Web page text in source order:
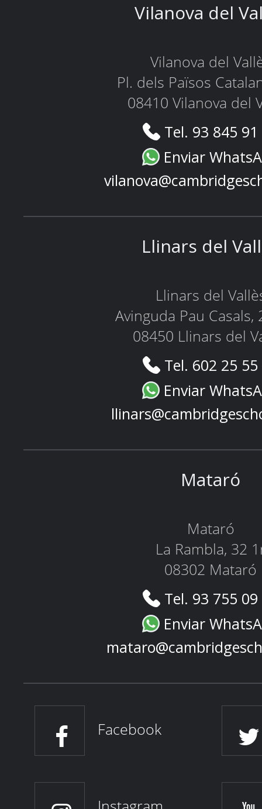
Vilanova del
Vilanova del
Pl. dels Països
08410 Vilanova del
Tel. 93 845
Enviar
Llinars del
Llinars del
Avinguda Pau Casals,
08450 Llinars del
Tel. 602 25
Enviar
Mataró
Mataró
La Rambla, 32
08302 Mataró
Tel. 93 755
Enviar
Facebook